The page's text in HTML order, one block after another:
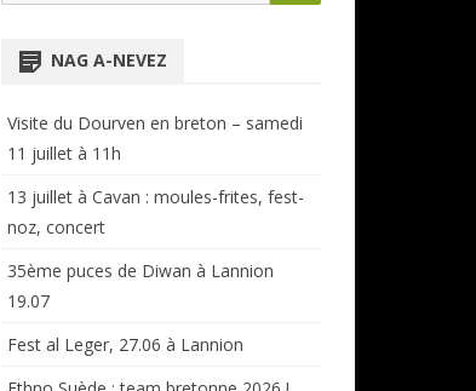
for:
NAG A-NEVEZ
Visite du Dourven en breton – samedi
11 juillet à 11h
13 juillet à Cavan : moules-frites, fest-
noz, concert
35ème puces de Diwan à Lannion
19.07
Fest al Leger, 27.06 à Lannion